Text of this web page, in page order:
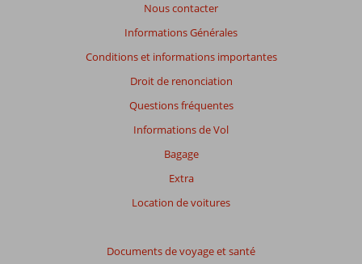
Nous contacter
Informations Générales
Conditions et informations importantes
Droit de renonciation
Questions fréquentes
Informations de Vol
Bagage
Extra
Location de voitures
Documents de voyage et santé